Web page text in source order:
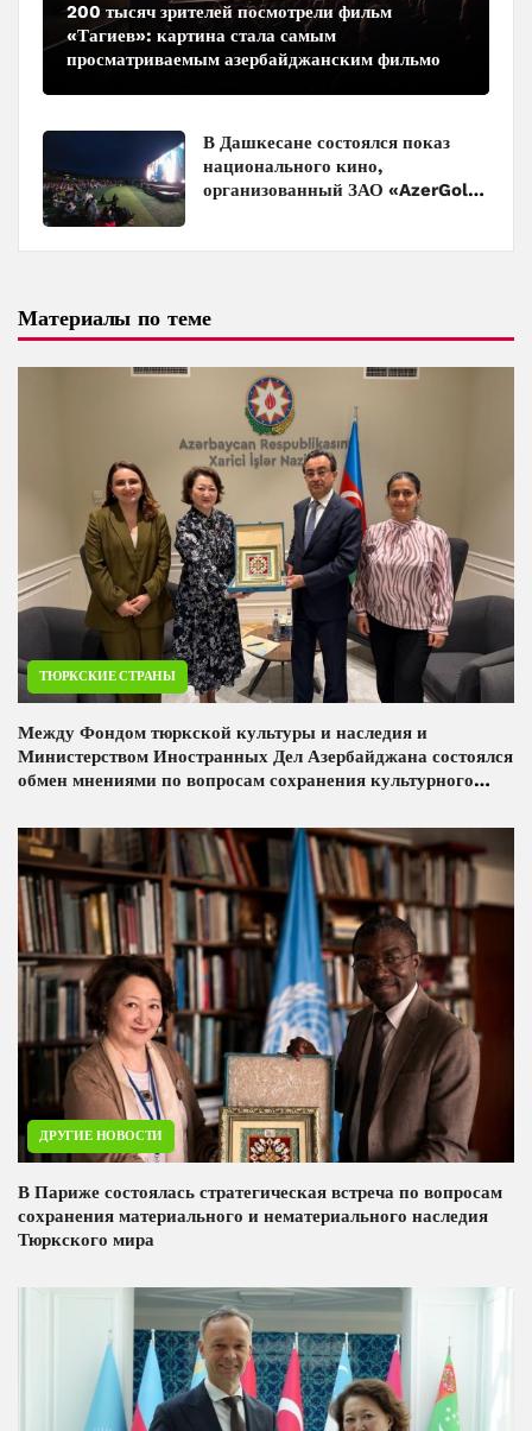
200 тысяч зрителей посмотрели фильм
«Тагиев»: картина стала самым
просматриваемым азербайджанским фильмом
В Дашкесане состоялся показ
национального кино,
организованный ЗАО «AzerGold»
Материалы по теме
ТЮРКСКИЕ СТРАНЫ
Между Фондом тюркской культуры и наследия и
Министерством Иностранных Дел Азербайджана состоялся
обмен мнениями по вопросам сохранения культурного
ДРУГИЕ НОВОСТИ
В Париже состоялась стратегическая встреча по вопросам
сохранения материального и нематериального наследия
Тюркского мира